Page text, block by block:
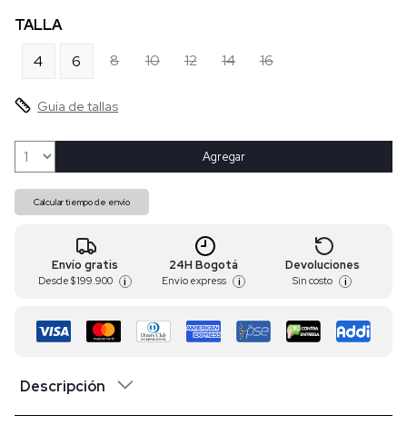
TALLA
4
6 8 10 12 14 16
Guia de tallas
Agregar
Calcular tiempo de envío
Envío gratis
Desde $ 199.900 i
24H Bogotá
Envío express i
Devoluciones
Sin costo i
Descripción